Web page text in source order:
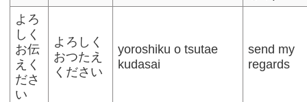
よろ
しく
お伝
えく
ださ
い
よろしく
おつたえ
ください
yoroshiku o tsutae
kudasai
send my
regards